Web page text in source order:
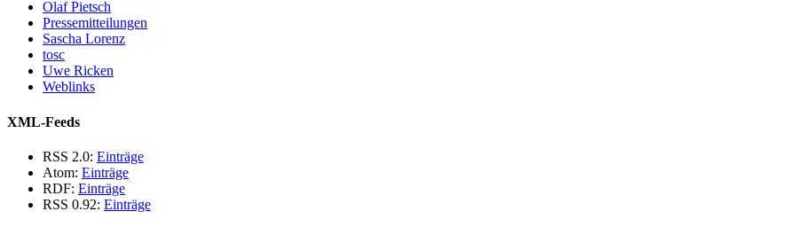
Olaf Pietsch
Pressemitteilungen
Sascha Lorenz
tosc
Uwe Ricken
Weblinks
XML-Feeds
RSS 2.0: Einträge
Atom: Einträge
RDF: Einträge
RSS 0.92: Einträge